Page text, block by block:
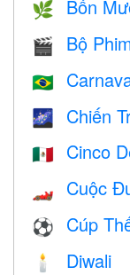
🌿 Bốn
🎬 Bộ
🇧🇷
🌌 Chiến
🇲🇽 Cinco
🏎 Cuộc
⚽ Cúp
🕯 Diwali